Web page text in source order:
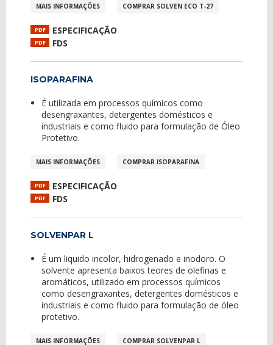
MAIS INFORMAÇÕES COMPRAR SOLVEN ECO T-27
PDF ESPECIFICAÇÃO
PDF FDS
ISOPARAFINA
É utilizada em processos químicos como
desengraxantes, detergentes domésticos e
industriais e como fluido para formulação de Óleo
Protetivo.
MAIS INFORMAÇÕES COMPRAR ISOPARAFINA
PDF ESPECIFICAÇÃO
PDF FDS
SOLVENPAR L
É um liquido incolor, hidrogenado e inodoro. O
solvente apresenta baixos teores de olefinas e
aromáticos, utilizado em processos químicos
como desengraxantes, detergentes domésticos e
industriais e como fluido para formulação de óleo
protetivo.
MAIS INFORMAÇÕES COMPRAR SOLVENPAR L